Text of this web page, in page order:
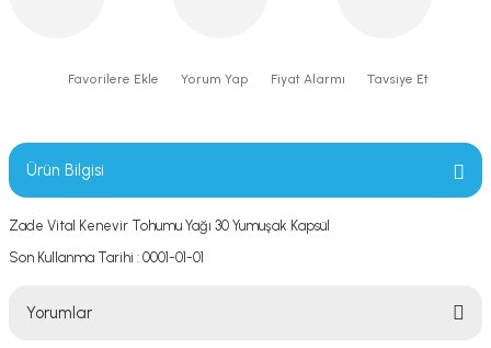
Yorum Yap Fiyat Alarmı Tavsiye Et
Ürün Bilgisi
Zade Vital Kenevir Tohumu Yağı 30 Yumuşak Kapsül
Son Kullanma Tarihi : 0001-01-01
Yorumlar